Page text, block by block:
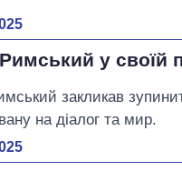
у своїй
закликав
на діалог та мир.